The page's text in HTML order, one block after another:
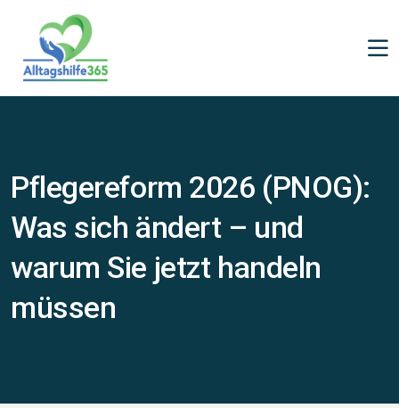
Pflegereform 2026 (PNOG):
Was sich ändert – und
warum Sie jetzt handeln
müssen